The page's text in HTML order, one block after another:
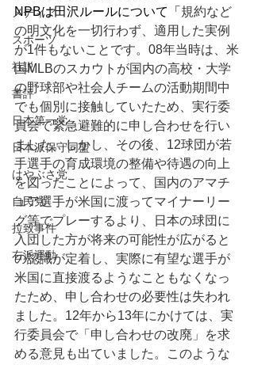
メディア
スポーツ
社説
書評
日本第一党
日本派保守同盟
はやぶさ党
自民党
拉致事件
右派運動
NPBは田沢ルールについて「 規約など
の明文化を一切行わず、適用した実例
が1件もないことです。08年当時は、米
国MLBのスカウトが国内の高校・大学
の野球部や社会人チームの活動期間中
でも個別に接触していたため、実行委
員会で緊急避難的に申し合わせを行い
ました。しかし、その後、12球団が若
手選手の育成環境の整備や待遇の向上
を図ったことによって、国内のアマチ
ュア選手が米国に渡ってマイナーリー
グ等でプレーするより、日本の球団に
入団した方が将来の可能性が広がると
の認識が定着し、実際に有望な選手が
米国に直接渡るようなこともなくなっ
たため、申し合わせの必要性は失われ
ました。12年から13年にかけては、実
行委員会で「申し合わせの改廃」を求
める意見も出ていました。このような